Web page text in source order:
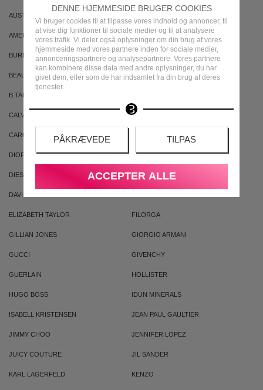
DENNE HJEMMESIDE BRUGER COOKIES
Vi bruger cookies til at tilpasse vores indhold og annoncer, til
at vise dig funktioner til sociale medier og til at analysere
vores trafik. Vi deler også oplysninger om din brug af vores
hjemmeside med vores partnere inden for sociale medier,
annonceringspartnere og analysepartnere. Vores partnere
kan kombinere disse data med andre oplysninger, du har
givet dem, eller som de har indsamlet fra din brug af deres
tjenester.
PÅKRÆVEDE TILPAS
ACCEPTER ALLE
AUSTRALIAN GOLD
AMERICAN CREW ARMAF
BURBERRY BVLGARI
BEAUTE PACIFIQUE BADEANSTALTEN
B.TAN
CALVIN KLEIN CACHAREL
CAROLINA HERRERA
DIOR DKNY
DIESEL DOLCE & GABBANA
DAVID BECKHAM
ELIZABETH TAYLOR FILORGA
GILLIAN JONES GIORGIO ARMANI
GUCCI GIVENCHY
GUERLAIN HOLLISTER
HUGO BOSS IDUN MINERALS
ISABELL KRISTENSEN JEAN PAUL GAULTIER
JIMMY CHOO JENNIFER LOPEZ
JUICY COUTURE JIL SANDER
KARL LAGERFELD KENZO